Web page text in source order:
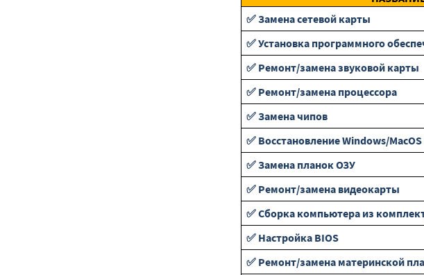
✅ Замена сетевой карты
✅ Установка программного
✅ Ремонт/замена звуковой карты
✅ Ремонт/замена процессора
✅ Замена чипов
✅ Восстановление Windows/
✅ Замена планок ОЗУ
✅ Ремонт/замена видеокарты
✅ Сборка компьютера из
✅ Настройка BIOS
✅ Ремонт/замена материнской